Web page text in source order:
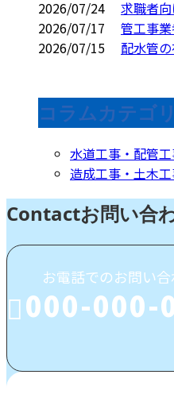
2026/07/24
求職者
2026/07/17
管工事
2026/07/15
配水管
コラムカテゴリ
水道工事・配管
造成工事・土木
Contactお問い合
お電話でのお問い
000-000-